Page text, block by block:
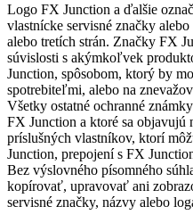
Logo FX Junction a ďalšie
vlastnícke servisné značky
alebo tretích strán. Značky FX
súvislosti s akýmkoľvek
Junction, spôsobom, ktorý by
spotrebiteľmi, alebo na
Všetky ostatné ochranné
FX Junction a ktoré sa objavujú
príslušných vlastníkov, ktorí
Junction, prepojení s FX
Bez výslovného písomného
kopírovať, upravovať ani
servisné značky, názvy alebo